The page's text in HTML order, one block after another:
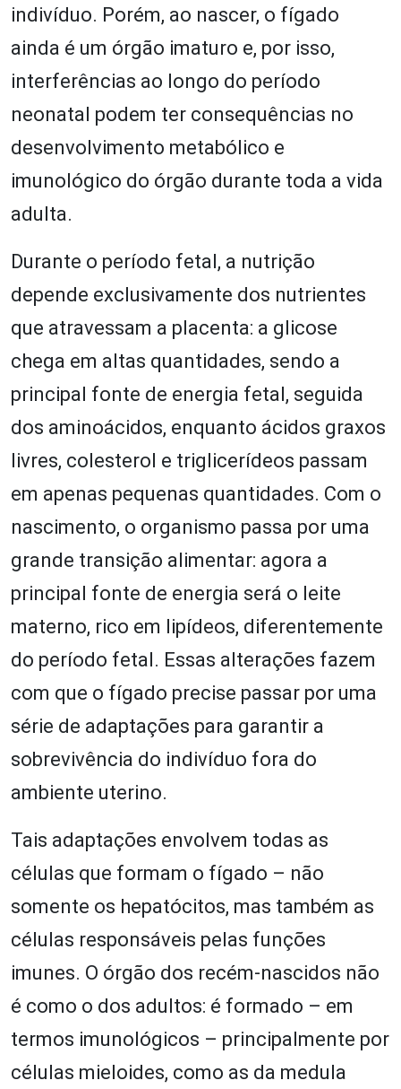
indivíduo. Porém, ao nascer, o fígado
ainda é um órgão imaturo e, por isso,
interferências ao longo do período
neonatal podem ter consequências no
desenvolvimento metabólico e
imunológico do órgão durante toda a vida
adulta.
Durante o período fetal, a nutrição
depende exclusivamente dos nutrientes
que atravessam a placenta: a glicose
chega em altas quantidades, sendo a
principal fonte de energia fetal, seguida
dos aminoácidos, enquanto ácidos graxos
livres, colesterol e triglicerídeos passam
em apenas pequenas quantidades. Com o
nascimento, o organismo passa por uma
grande transição alimentar: agora a
principal fonte de energia será o leite
materno, rico em lipídeos, diferentemente
do período fetal. Essas alterações fazem
com que o fígado precise passar por uma
série de adaptações para garantir a
sobrevivência do indivíduo fora do
ambiente uterino.
Tais adaptações envolvem todas as
células que formam o fígado – não
somente os hepatócitos, mas também as
células responsáveis pelas funções
imunes. O órgão dos recém-nascidos não
é como o dos adultos: é formado – em
termos imunológicos – principalmente por
células mieloides, como as da medula